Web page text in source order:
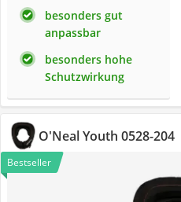
besonders gut
anpassbar
besonders hohe
Schutzwirkung
O'Neal Youth 0528-204
Bestseller